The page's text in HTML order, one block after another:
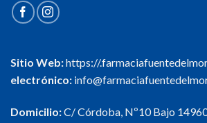
Sitio Web:https://
electrónico:
Domicilio:C/ Córdoba, Nº10 Bajo